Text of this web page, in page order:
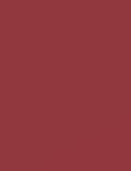
par le menu
de sauvegarde d'un
: soit dans un